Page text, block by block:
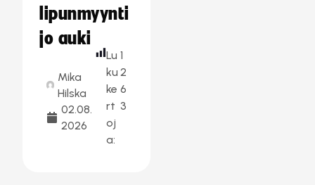
lipunmyynti
jo auki
Mika
Hilska
02.08.
2026
Lu
ku
ke
rt
oj
a:
1
2
6
3